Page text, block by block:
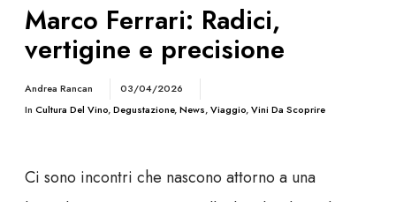
Marco Ferrari: Radici,
vertigine e precisione
Andrea Rancan
03/04/2026
In Cultura Del Vino,Degustazione,News,Viaggio,Vini Da Scoprire
Ci sono incontri che nascono attorno a una